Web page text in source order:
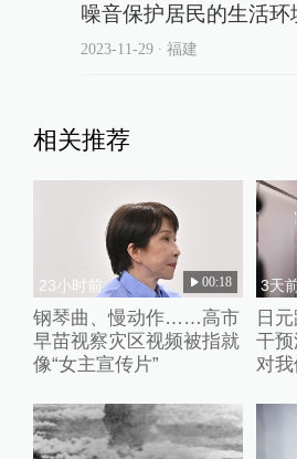
噪音保护居民的生活环
2023-11-29 ∙ 福建
相关推荐
23小时前 00:18
钢琴曲、慢动作……高市
早苗视察灾区视频被指就
像“女主宣传片”
3天
日
干
对